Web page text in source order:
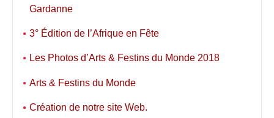
Gardanne
3° Édition de l’Afrique en Fête
Les Photos d’Arts & Festins du Monde 2018
Arts & Festins du Monde
Création de notre site Web.